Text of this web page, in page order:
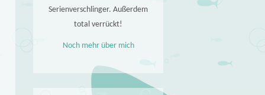
Serienverschlinger. Außerdem
total verrückt!
Noch mehr über mich